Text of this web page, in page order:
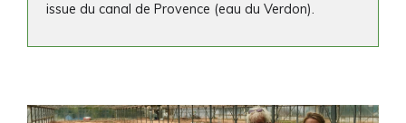
issue du canal de Provence (eau du Verdon).